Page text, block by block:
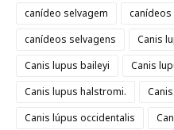
canídeo selvagem
canídeos
canídeos selvagens
Canis
Canis lupus baileyi
Canis
Canis lupus halstromi.
Canis lúpus occidentalis